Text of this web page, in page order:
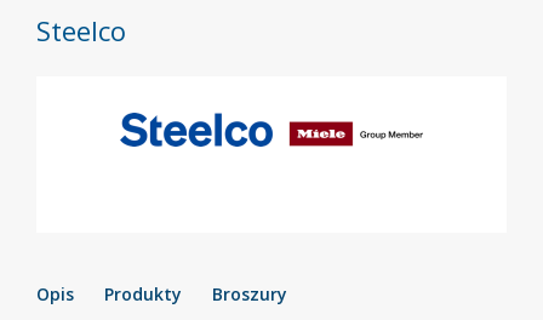
Steelco
Opis Produkty Broszury